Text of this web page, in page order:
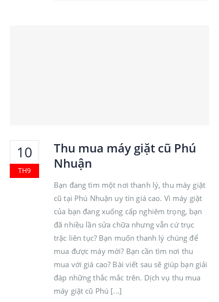
10
TH9
Thu mua máy giặt cũ Phú
Nhuận
Bạn đang tìm một nơi thanh lý, thu máy giặt
cũ tại Phú Nhuận uy tín giá cao. Vì máy giặt
của bạn đang xuống cấp nghiêm trọng, bạn
đã nhiều lần sửa chữa nhưng vẫn cứ trục
trặc liên tục? Bạn muốn thanh lý chúng để
mua được máy mới? Bạn cần tìm nơi thu
mua với giá cao? Bài viết sau sẽ giúp bạn giải
đáp những thắc mắc trên. Dịch vụ thu mua
máy giặt cũ Phú [...]